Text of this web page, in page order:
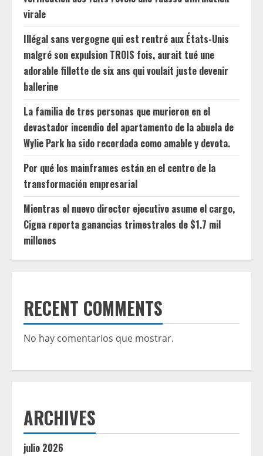
virale
Illégal sans vergogne qui est rentré aux États-Unis
malgré son expulsion TROIS fois, aurait tué une
adorable fillette de six ans qui voulait juste devenir
ballerine
La familia de tres personas que murieron en el
devastador incendio del apartamento de la abuela de
Wylie Park ha sido recordada como amable y devota.
Por qué los mainframes están en el centro de la
transformación empresarial
Mientras el nuevo director ejecutivo asume el cargo,
Cigna reporta ganancias trimestrales de $1.7 mil
millones
RECENT COMMENTS
No hay comentarios que mostrar.
ARCHIVES
julio 2026